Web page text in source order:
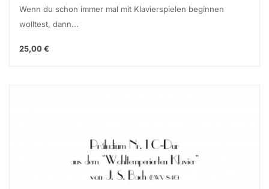
Wenn du schon immer mal mit Klavierspielen beginnen
wolltest, dann...
25,00 €